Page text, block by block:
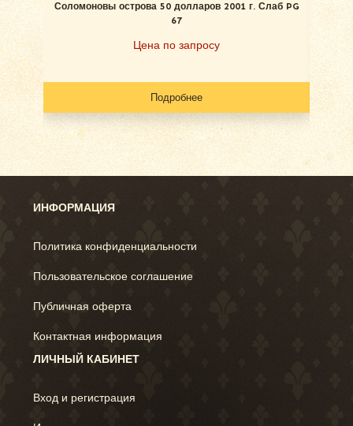
Соломоновы острова 50 долларов 2001 г. Слаб PG
67
Цена по запросу
Подробнее
ИНФОРМАЦИЯ
Политика конфиденциальности
Пользовательское соглашение
Публичная оферта
Контактная информация
ЛИЧНЫЙ КАБИНЕТ
Вход и регистрация